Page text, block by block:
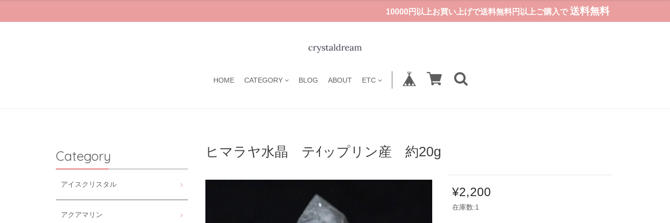
10000円以上お買い上げで送料無料円以上ご購入で 送料無料
HOME CATEGORY BLOG ABOUT ETC
ヒマラヤ水晶 テｲップリン産 約20g
¥2,200
在庫数:1
Category
アイスクリスタル
アクアマリン